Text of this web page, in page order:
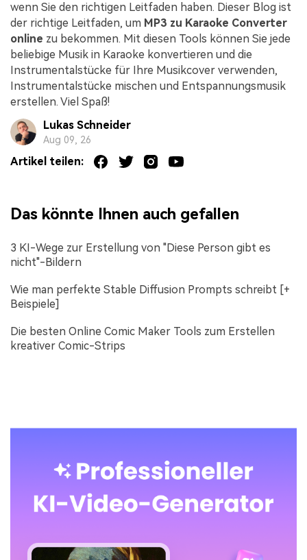
wenn Sie den richtigen Leitfaden haben. Dieser Blog ist
der richtige Leitfaden, um MP3 zu Karaoke Converter
online zu bekommen. Mit diesen Tools können Sie jede
beliebige Musik in Karaoke konvertieren und die
Instrumentalstücke für Ihre Musikcover verwenden,
Instrumentalstücke mischen und Entspannungsmusik
erstellen. Viel Spaß!
Lukas Schneider
Aug 09, 26
Artikel teilen:
Das könnte Ihnen auch gefallen
3 KI-Wege zur Erstellung von "Diese Person gibt es
nicht"-Bildern
Wie man perfekte Stable Diffusion Prompts schreibt [+
Beispiele]
Die besten Online Comic Maker Tools zum Erstellen
kreativer Comic-Strips